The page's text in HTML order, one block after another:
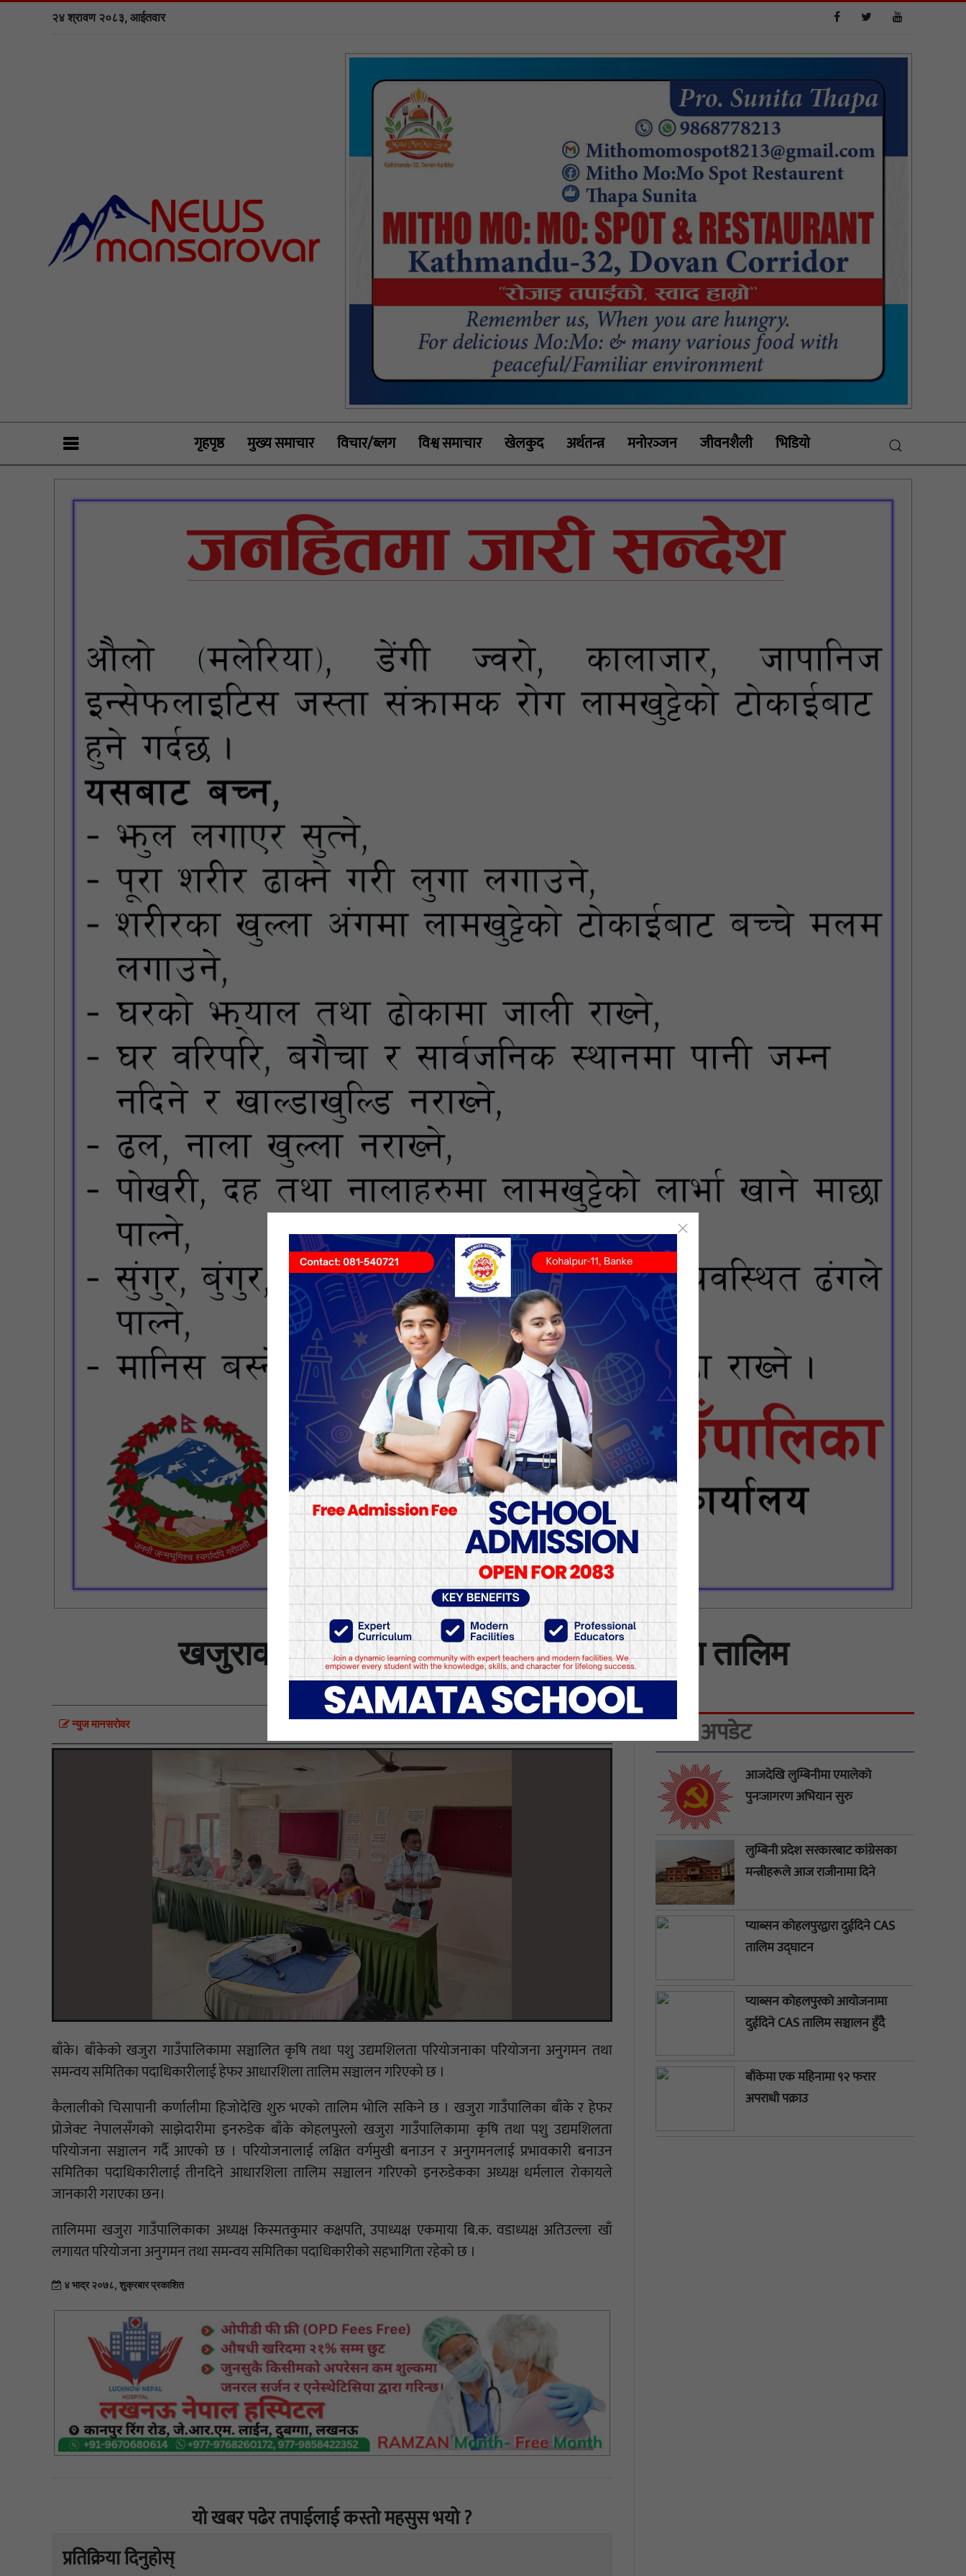
२४ श्रावण २०८३, आईतवार
गृहपृष्ठ मुख्य समाचार विचार/ब्लग विश्व समाचार खेलकुद अर्थतन्त्र मनोरञ्‍जन जीवनशैली भिडियाे
खजुराका जनप्रतिनिधिलाई हेफर आधारशिला तालिम
न्युज मानसराेवर
बाँके। बाँकेको खजुरा गाउँपालिकामा सञ्चालित कृषि तथा पशु उद्यमशिलता परियोजनाका परियोजना अनुगमन तथा
समन्वय समितिका पदाधिकारीलाई हेफर आधारशिला तालिम सञ्चालन गरिएको छ ।
कैलालीको चिसापानी कर्णालीमा हिजोदेखि शुरु भएको तालिम भोलि सकिने छ । खजुरा गाउँपालिका बाँके र हेफर
प्रोजेक्ट नेपालसँगको साझेदारीमा इनरुडेक बाँके कोहलपुरलो खजुरा गाउँपालिकामा कृषि तथा पशु उद्यमशिलता
परियोजना सञ्चालन गर्दै आएको छ । परियोजनालाई लक्षित वर्गमुखी बनाउन र अनुगमनलाई प्रभावकारी बनाउन
समितिका पदाधिकारीलाई तीनदिने आधारशिला तालिम सञ्चालन गरिएको इनरुडेकका अध्यक्ष धर्मलाल रोकायले
जानकारी गराएका छन।
तालिममा खजुरा गाउँपालिकाका अध्यक्ष किस्मतकुमार कक्षपति, उपाध्यक्ष एकमाया बि.क. वडाध्यक्ष अतिउल्ला खाँ
लगायत परियोजना अनुगमन तथा समन्वय समितिका पदाधिकारीको सहभागिता रहेको छ ।
४ भाद्र २०७८, शुक्रबार प्रकाशित
यो खबर पढेर तपाईलाई कस्तो महसुस भयो ?
प्रतिक्रिया दिनुहोस्
ताजा अपडेट
आजदेखि लुम्बिनीमा एमालेको
पुनःजागरण अभियान सुरु
लुम्बिनी प्रदेश सरकारबाट कांग्रेसका
मन्त्रीहरूले आज राजीनामा दिने
प्याब्सन कोहलपुरद्वारा दुईदिने CAS
तालिम उद्घाटन
प्याब्सन कोहलपुरको आयोजनामा
दुईदिने CAS तालिम सञ्चालन हुँदै
बाँकेमा एक महिनामा ९२ फरार
अपराधी पक्राउ